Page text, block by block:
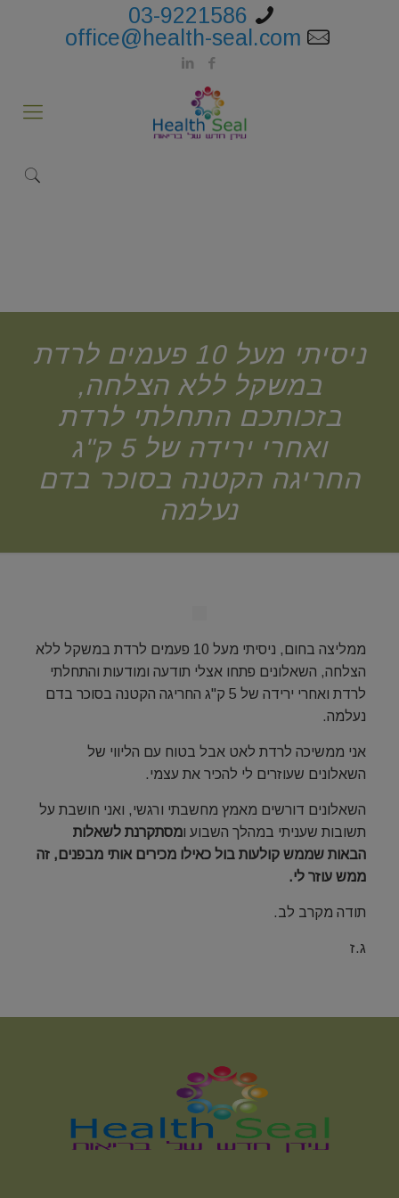
03-9221586
office@health-seal.com
ניסיתי מעל 10 פעמים לרדת
במשקל ללא הצלחה,
בזכותכם התחלתי לרדת
ואחרי ירידה של 5 ק"ג
החריגה הקטנה בסוכר בדם
נעלמה
ממליצה בחום, ניסיתי מעל 10 פעמים לרדת במשקל ללא
הצלחה, השאלונים פתחו אצלי תודעה ומודעות והתחלתי
לרדת ואחרי ירידה של 5 ק"ג החריגה הקטנה בסוכר בדם
נעלמה.
אני ממשיכה לרדת לאט אבל בטוח עם הליווי של
השאלונים שעוזרים לי להכיר את עצמי.
השאלונים דורשים מאמץ מחשבתי ורגשי, ואני חושבת על
תשובות שעניתי במהלך השבוע ומסתקרנת לשאלות
הבאות שממש קולעות בול כאילו מכירים אותי מבפנים, זה
ממש עוזר לי.
תודה מקרב לב.
ג.ז